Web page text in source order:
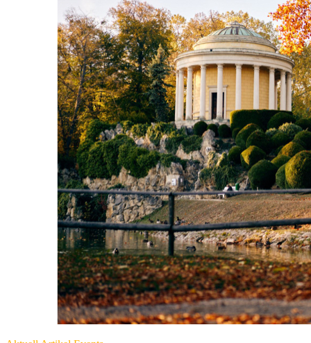
Eisenstadts
barockes
Juwel